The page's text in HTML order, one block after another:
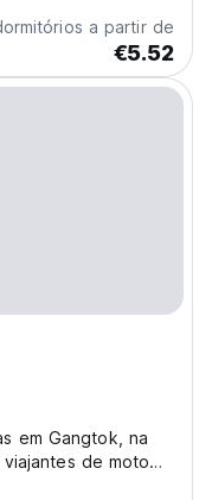
language)
a partir de
€5.52
em Gangtok, na
de moto